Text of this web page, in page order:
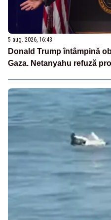
5 aug. 2026, 16:43
Donald Trump întâmpină
Gaza. Netanyahu refuză